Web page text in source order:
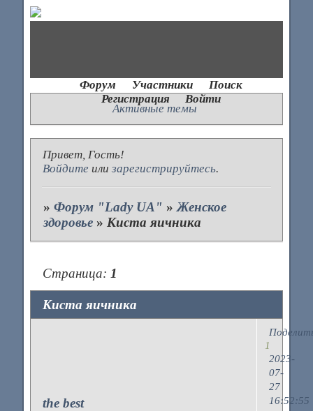
Форум Участники
Поиск
Регистрация
Войти
Активные темы
Привет, Гость!
Войдите или зарегистрируйтесь.
»Форум "Lady UA" »Женское
здоровье » Киста яичника
Киста яичника
Страница:1
1
2023-
07-
27
16:52:55
the best